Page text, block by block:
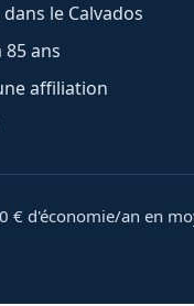
le Calvados
ans
affiliation
€ d'économie/an en